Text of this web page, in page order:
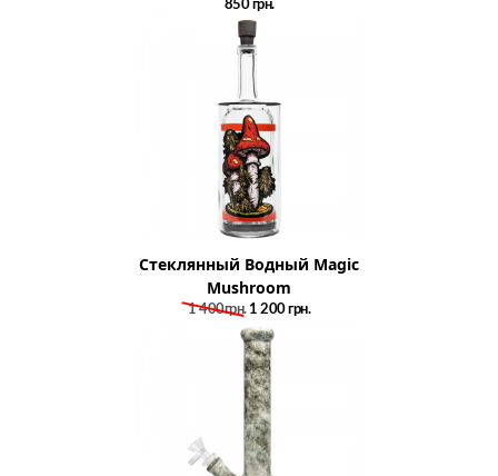
850грн.
Стеклянный Водный Magic
Mushroom
1 400грн. 1 200грн.